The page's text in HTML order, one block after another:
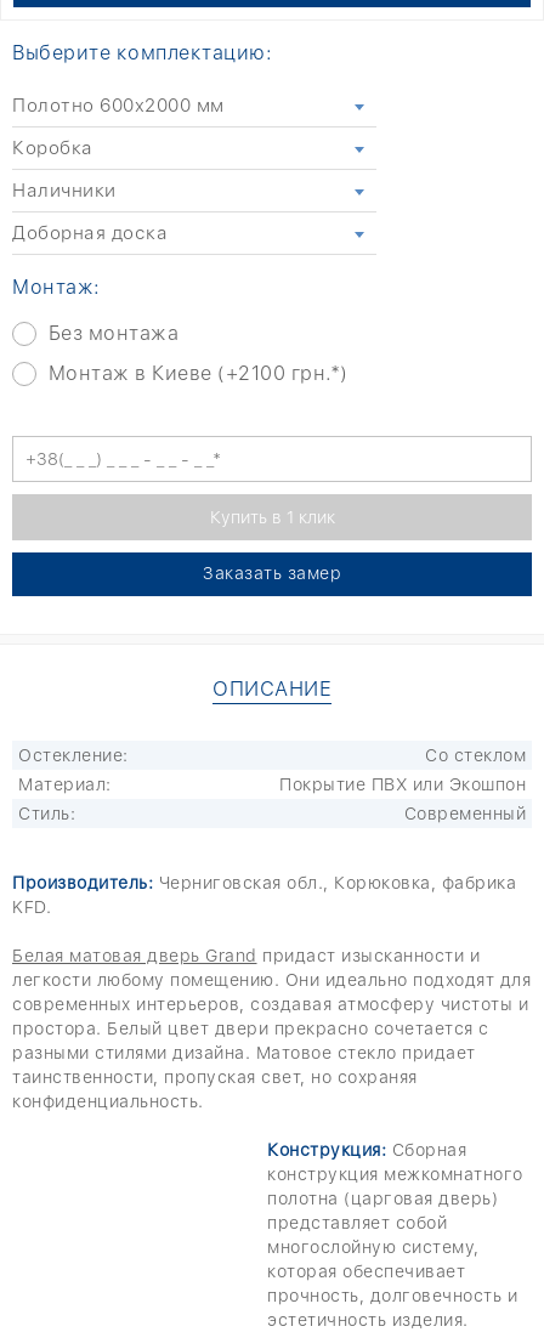
Выберите комплектацию:
Полотно 600x2000 мм
Коробка
Наличники
Доборная доска
Монтаж:
Без монтажа
Монтаж в Киеве (+2100 грн.*)
Заказать замер
ОПИСАНИЕ
Остекление:
Со стеклом
Материал:
Покрытие ПВХ или Экошпон
Стиль:
Современный
Производитель: Черниговская обл., Корюковка, фабрика
KFD.
Белая матовая дверь Grand придаст изысканности и
легкости любому помещению. Они идеально подходят для
современных интерьеров, создавая атмосферу чистоты и
простора. Белый цвет двери прекрасно сочетается с
разными стилями дизайна. Матовое стекло придает
таинственности, пропуская свет, но сохраняя
конфиденциальность.
Конструкция: Сборная
конструкция межкомнатного
полотна (царговая дверь)
представляет собой
многослойную систему,
которая обеспечивает
прочность, долговечность и
эстетичность изделия.